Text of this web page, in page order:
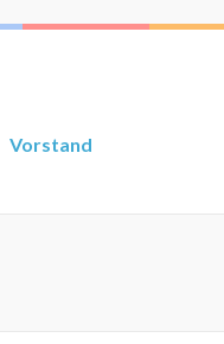
Vorstand